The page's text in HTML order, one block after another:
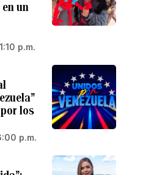
un
p.m.
los
p.m.